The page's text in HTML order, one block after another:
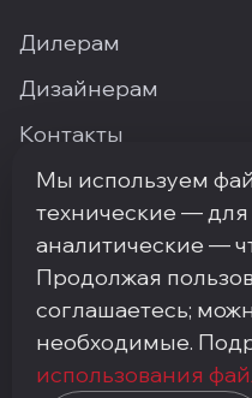
Дилерам
Дизайнерам
Контакты
Где купить
ПН–ПТ: 9:00–18:00·
Сыромятническая, 10с3
+7 (495) 748-92-20 ·
Политика
Мы используем
технические — для
аналитические —
Продолжая
соглашаетесь;
необходимые.
использования